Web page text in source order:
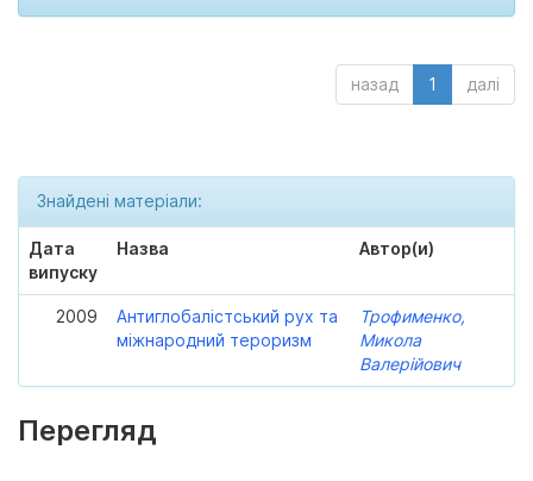
назад 1 далі
Знайдені матеріали:
Дата
випуску
Назва Автор(и)
2009
Антиглобалістський рух та
міжнародний тероризм
Трофименко,
Микола
Валерійович
Перегляд